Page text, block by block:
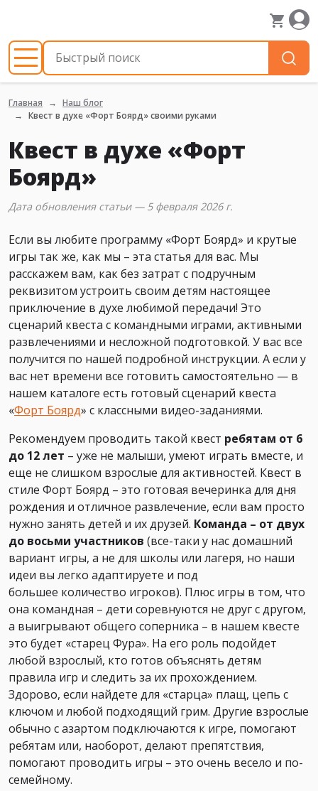
Главная
Наш блог
Квест в духе «Форт Боярд» своими руками
Квест в духе «Форт
Боярд»
Дата обновления статьи — 5 февраля 2026 г.
Если вы любите программу «Форт Боярд» и крутые
игры так же, как мы – эта статья для вас. Мы
расскажем вам, как без затрат с подручным
реквизитом устроить своим детям настоящее
приключение в духе любимой передачи! Это
сценарий квеста с командными играми, активными
развлечениями и несложной подготовкой. У вас все
получится по нашей подробной инструкции. А если у
вас нет времени все готовить самостоятельно — в
нашем каталоге есть готовый сценарий квеста
«Форт Боярд» с классными видео-заданиями.
Рекомендуем проводить такой квест ребятам от 6
до 12 лет – уже не малыши, умеют играть вместе, и
еще не слишком взрослые для активностей. Квест в
стиле Форт Боярд – это готовая вечеринка для дня
рождения и отличное развлечение, если вам просто
нужно занять детей и их друзей. Команда – от двух
до восьми участников (все-таки у нас домашний
вариант игры, а не для школы или лагеря, но наши
идеи вы легко адаптируете и под
большее количество игроков). Плюс игры в том, что
она командная – дети соревнуются не друг с другом,
а выигрывают общего соперника – в нашем квесте
это будет «старец Фура». На его роль подойдет
любой взрослый, кто готов объяснять детям
правила игр и следить за их прохождением.
Здорово, если найдете для «старца» плащ, цепь с
ключом и любой подходящий грим. Другие взрослые
обычно с азартом подключаются к игре, помогают
ребятам или, наоборот, делают препятствия,
помогают проводить игры – это очень весело и по-
семейному.